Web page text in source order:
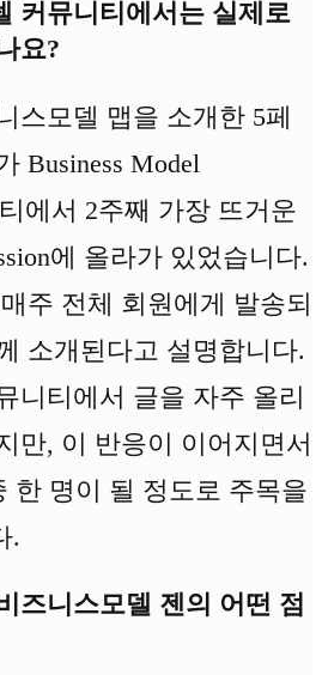
커뮤니티에서는 실제로
요?
스모델 맵을 소개한 5페
Business Model
에서 2주째 가장 뜨거운
에 올라가 있었습니다.
주 전체 회원에게 발송되
소개된다고 설명합니다.
니티에서 글을 자주 올리
만, 이 반응이 이어지면서
한 명이 될 정도로 주목을
.
즈니스모델 젠의 어떤 점